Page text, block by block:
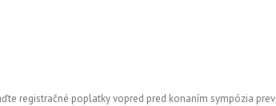
registračné poplatky vopred pred konaním sympózia